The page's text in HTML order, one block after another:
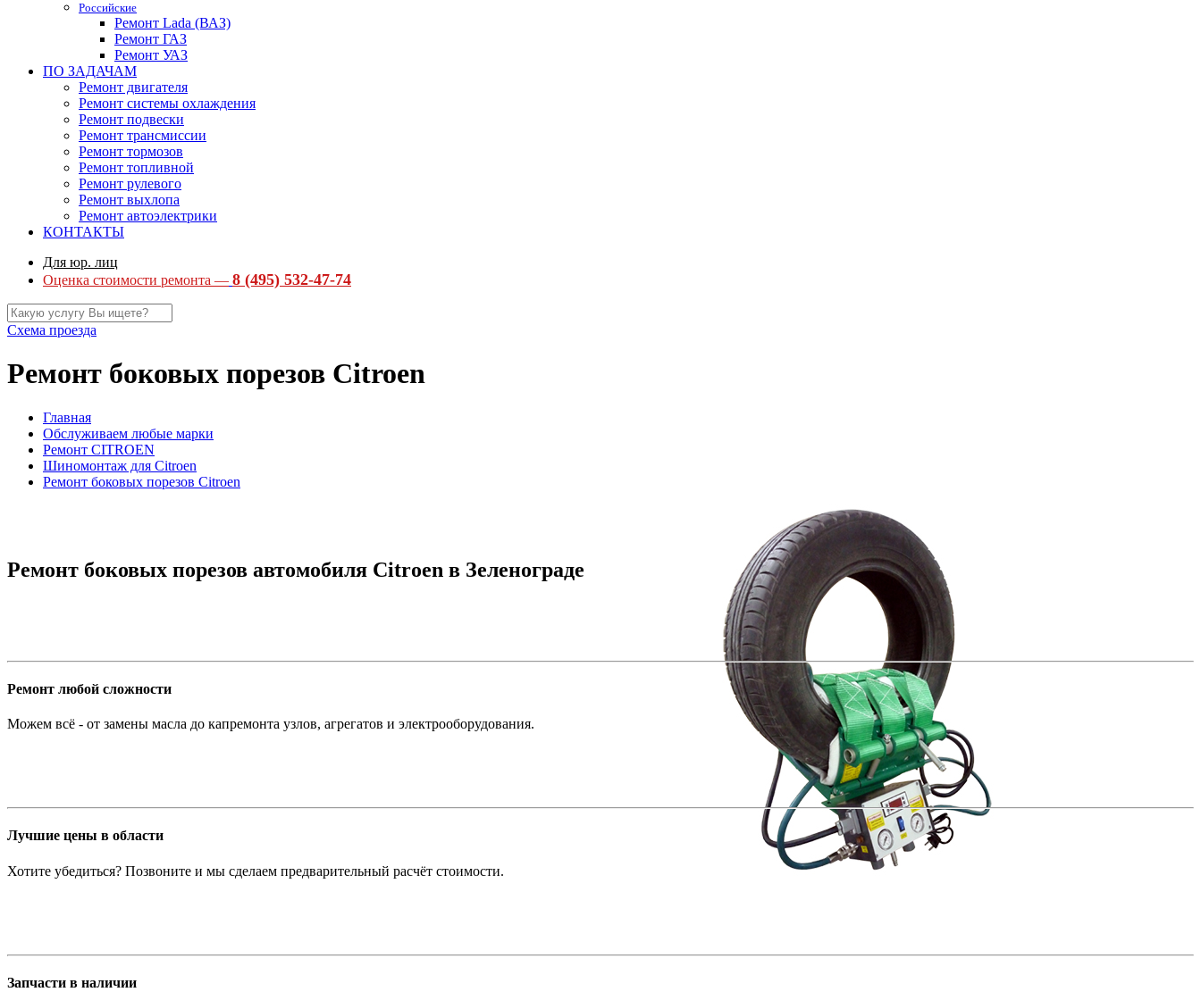
Российские
Ремонт Lada (ВАЗ)
Ремонт ГАЗ
Ремонт УАЗ
ПО ЗАДАЧАМ
Ремонт двигателя
Ремонт системы охлаждения
Ремонт подвески
Ремонт трансмиссии
Ремонт тормозов
Ремонт топливной
Ремонт рулевого
Ремонт выхлопа
Ремонт автоэлектрики
КОНТАКТЫ
Для юр. лиц
Оценка стоимости ремонта — 8 (495) 532-47-74
Схема проезда
Ремонт боковых порезов Citroen
Главная
Обслуживаем любые марки
Ремонт CITROEN
Шиномонтаж для Citroen
Ремонт боковых порезов Citroen
Ремонт боковых порезов автомобиля Citroen в Зеленограде
Ремонт любой сложности
Можем всё - от замены масла до капремонта узлов, агрегатов и электрооборудования.
Лучшие цены в области
Хотите убедиться? Позвоните и мы сделаем предварительный расчёт стоимости.
Запчасти в наличии